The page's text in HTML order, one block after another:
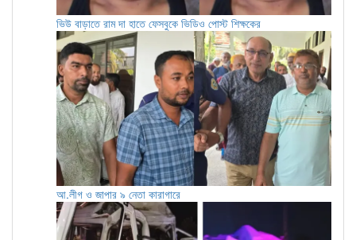
ভিউ বাড়াতে রাম দা হাতে ফেসবুকে ভিডিও পোস্ট শিক্ষকের
আ.লীগ ও জাপার ৯ নেতা কারাগারে